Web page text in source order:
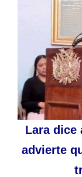
Lara dice
advierte